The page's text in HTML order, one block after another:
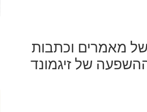
מאמרים וכתבות
של זיגמונד